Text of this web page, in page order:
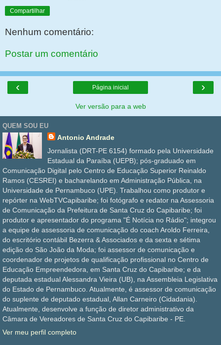
Compartilhar
Nenhum comentário:
Postar um comentário
‹ ›
Página inicial
Ver versão para a web
QUEM SOU EU
Antonio Andrade
Jornalista (DRT-PE 6154) formado pela Universidade
Estadual da Paraíba (UEPB); pós-graduado em
Comunicação Digital pelo Centro de Educação Superior Reinaldo
Ramos (CESREI) e bacharelando em Administração Pública, na
Universidade de Pernambuco (UPE). Trabalhou como produtor e
repórter na WebTVCapibaribe; foi fotógrafo e redator na Assessoria
de Comunicação da Prefeitura de Santa Cruz do Capibaribe; foi
produtor e apresentador do programa "É Notícia no Rádio"; integrou
a equipe de assessoria de comunicação do coach Aroldo Ferreira,
do escritório contábil Bezerra & Associados e da sexta e sétima
edição do São João da Moda; foi assessor de comunicação e
coordenador de projetos de qualificação profissional no Centro de
Educação Empreendedora, em Santa Cruz do Capibaribe; e da
deputada estadual Alessandra Vieira (UB), na Assembleia Legislativa
do Estado de Pernambuco. Atualmente, é assessor de comunicação
do suplente de deputado estadual, Allan Carneiro (Cidadania).
Atualmente, desenvolve a função de diretor administrativo da
Câmara de Vereadores de Santa Cruz do Capibaribe - PE.
Ver meu perfil completo